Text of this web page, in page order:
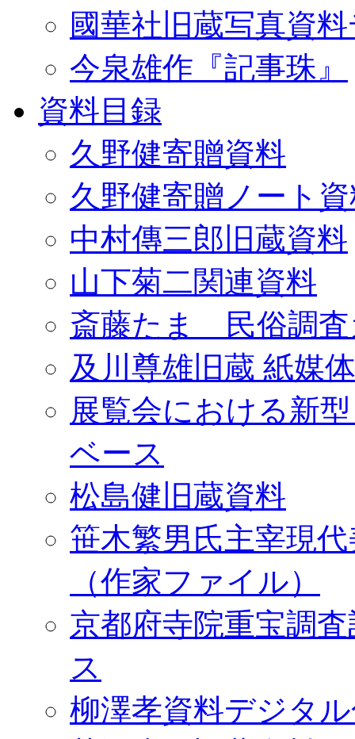
國華社旧蔵写真資
今泉雄作『記事珠』
資料目録
久野健寄贈資料
久野健寄贈ノート
中村傳三郎旧蔵資料
山下菊二関連資料
斎藤たま 民俗調査
及川尊雄旧蔵 紙媒
展覧会における新
ベース
松島健旧蔵資料
笹木繁男氏主宰現
（作家ファイル）
京都府寺院重宝調
ス
柳澤孝資料デジタ